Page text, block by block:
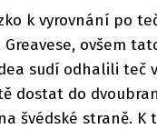
k vyrovnání po
Greavese, ovšem
sudí odhalili teč
dostat do
švédské straně.